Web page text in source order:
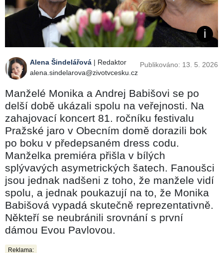
Alena Šindelářová | Redaktor
alena.sindelarova@zivotvcesku.cz
Publikováno: 13. 5. 2026
Manželé Monika a Andrej Babišovi se po
delší době ukázali spolu na veřejnosti. Na
zahajovací koncert 81. ročníku festivalu
Pražské jaro v Obecním domě dorazili bok
po boku v předepsaném dress codu.
Manželka premiéra přišla v bílých
splývavých asymetrických šatech. Fanoušci
jsou jednak nadšeni z toho, že manžele vidí
spolu, a jednak poukazují na to, že Monika
Babišová vypadá skutečně reprezentativně.
Někteří se neubránili srovnání s první
dámou Evou Pavlovou.
Reklama: